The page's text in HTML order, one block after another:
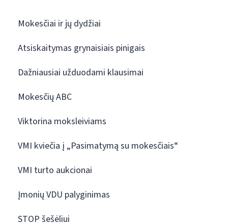
Mokesčiai ir jų dydžiai
Atsiskaitymas grynaisiais pinigais
Dažniausiai užduodami klausimai
Mokesčių ABC
Viktorina moksleiviams
VMI kviečia į „Pasimatymą su mokesčiais“
VMI turto aukcionai
Įmonių VDU palyginimas
STOP šešėliui